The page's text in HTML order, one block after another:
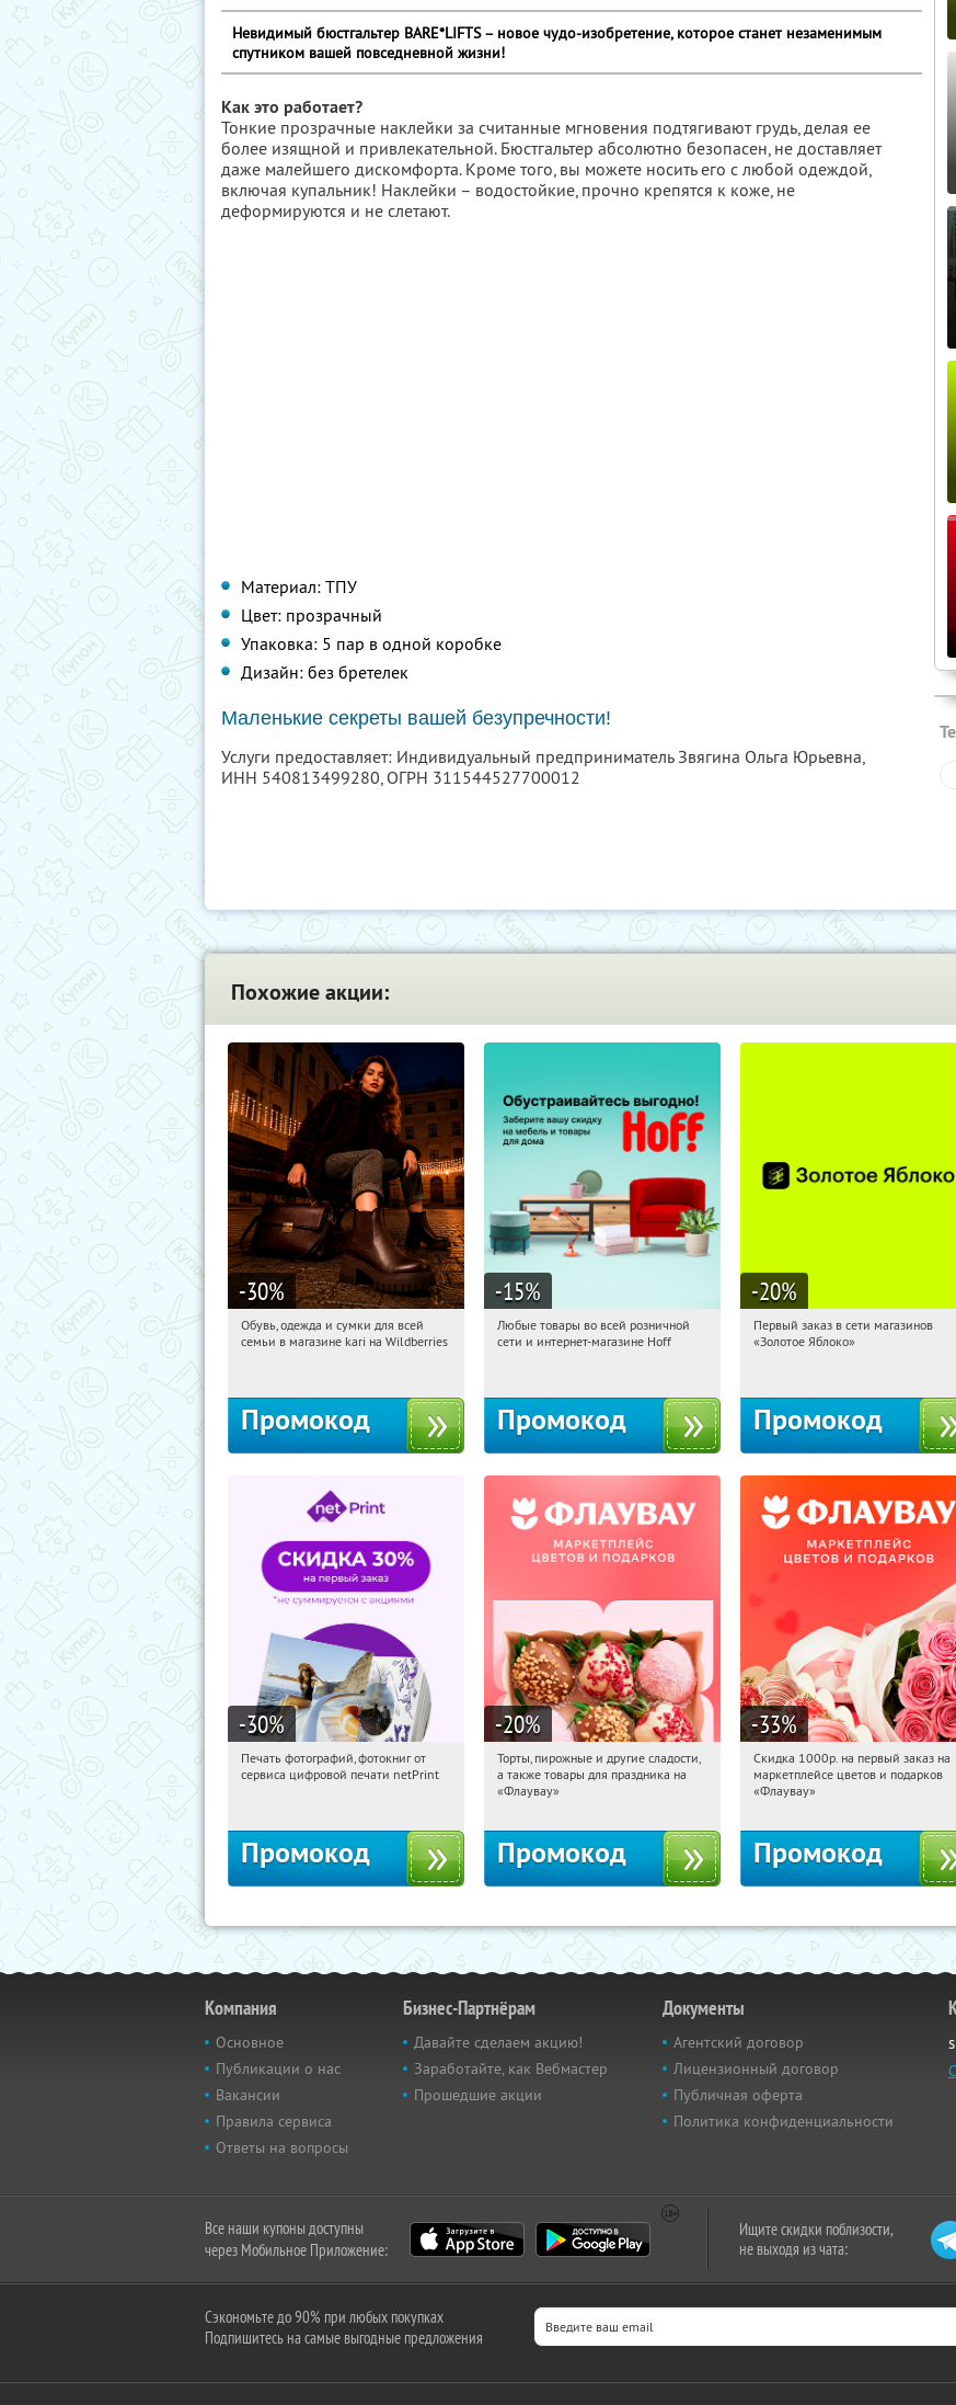
Невидимый бюстгальтер BARE*LIFTS – новое чудо-изобретение, которое станет незаменимым
спутником вашей повседневной жизни!
Как это работает?
Тонкие прозрачные наклейки за считанные мгновения подтягивают грудь, делая ее
более изящной и привлекательной. Бюстгальтер абсолютно безопасен, не доставляет
даже малейшего дискомфорта. Кроме того, вы можете носить его с любой одеждой,
включая купальник! Наклейки – водостойкие, прочно крепятся к коже, не
деформируются и не слетают.
Материал: ТПУ
Цвет: прозрачный
Упаковка: 5 пар в одной коробке
Дизайн: без бретелек
Маленькие секреты вашей безупречности!
Услуги предоставляет: Индивидуальный предприниматель Звягина Ольга Юрьевна,
ИНН 540813499280, ОГРН 311544527700012
Похожие акции:
-30%
02:57:14 Получили:
Обувь, одежда и сумки для всей
семьи в магазине kari на Wildberries
Промокод
-15%
02:57:14 Получили:
Любые товары во всей розничной
сети и интернет-магазине Hoff
Промокод
-20%
02:57:14
Получи первым!
Первый заказ в сети магазинов
«Золотое Яблоко»
Промокод
-30%
02:57:14 Получили:
Печать фотографий, фотокниг от
сервиса цифровой печати netPrint
Промокод
-20%
02:57:14 Получили:
Россия
Торты, пирожные и другие сладости,
а также товары для праздника на
«Флаувау»
Промокод
-33%
02:57:14 Получили:
Россия
Скидка 1000р. на первый заказ на
маркетплейсе цветов и подарков
«Флаувау»
Промокод
Компания
Основное
Публикации о нас
Вакансии
Правила сервиса
Ответы на вопросы
Бизнес-Партнёрам
Давайте сделаем акцию!
Заработайте, как Вебмастер
Прошедшие акции
Документы
Агентский договор
Лицензионный договор
Публичная оферта
Политика конфиденциальности
Все наши купоны доступны
через Мобильное Приложение:
Ищите скидки поблизости,
не выходя из чата:
Сэкономьте до 90% при любых покупках
Подпишитесь на самые выгодные предложения